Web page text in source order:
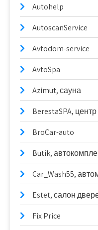
Autohelp
AutoscanService
Avtodom-service
AvtoSpa
Azimut, сауна
BerestaSPA,
BroCar-auto
Butik,
Car_Wash55,
Estet, салон
Fix Price